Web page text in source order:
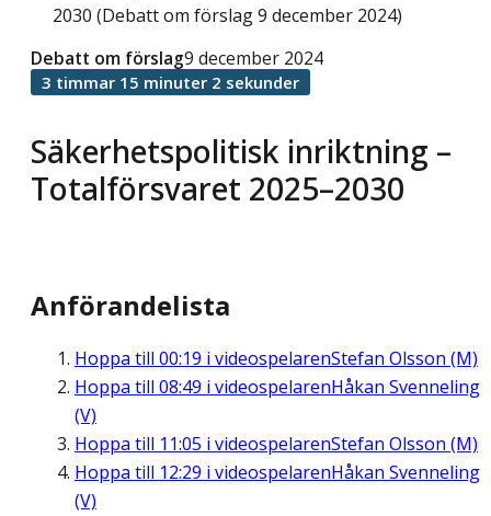
2030 (Debatt om förslag 9 december 2024)
Säkerhetspolitisk inriktning –
Totalförsvaret 2025–2030
Debatt om förslag9 december 2024
3 timmar 15 minuter 2 sekunder
Anförandelista
Hoppa till 00:19 i videospelarenStefan Olsson (M)
Hoppa till 08:49 i videospelarenHåkan Svenneling
(V)
Hoppa till 11:05 i videospelarenStefan Olsson (M)
Hoppa till 12:29 i videospelarenHåkan Svenneling
(V)